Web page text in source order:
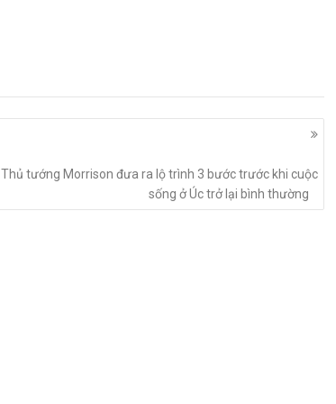
Thủ tướng Morrison đưa ra lộ trình 3 bước trước khi cuộc
sống ở Úc trở lại bình thường